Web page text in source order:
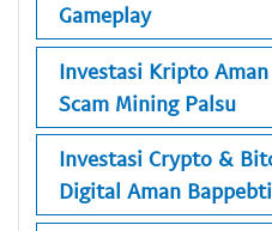
Gameplay
Investasi Kripto
Scam Mining Palsu
Investasi Crypto &
Digital Aman Bappebti